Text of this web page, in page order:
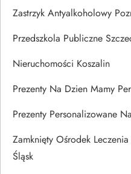
Zastrzyk Antyalkoholowy
Przedszkola Publiczne
Nieruchomości Koszalin
Prezenty Na Dzien Mamy
Prezenty Personalizowane
Zamknięty Ośrodek
Śląsk